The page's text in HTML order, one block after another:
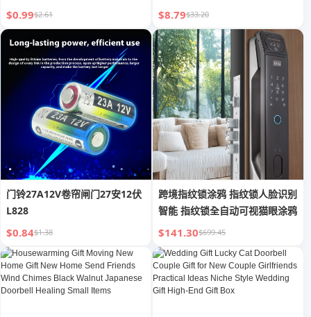
家
$0.99$2.61 $8.79$33.20
门铃27A12V卷帘闸门27安12伏
L828
$0.84$1.38
跨境指纹锁涂鸦 指纹锁人脸识别
智能 指纹锁全自动可视猫眼涂鸦
$141.30$699.45